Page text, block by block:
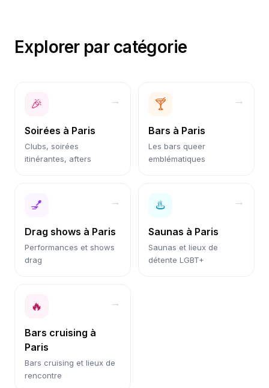
Explorer par catégorie
🎉 →
Soirées à Paris
Clubs, soirées
itinérantes, afters
🍸 →
Bars à Paris
Les bars queer
emblématiques
💅 →
Drag shows à Paris
Performances et shows
drag
♨️ →
Saunas à Paris
Saunas et lieux de
détente LGBT+
🔥 →
Bars cruising à
Paris
Bars cruising et lieux de
rencontre